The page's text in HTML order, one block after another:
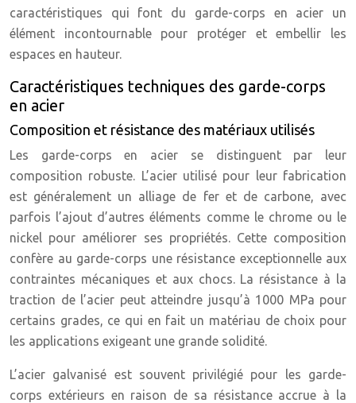
caractéristiques qui font du garde-corps en acier un
élément incontournable pour protéger et embellir les
espaces en hauteur.
Caractéristiques techniques des garde-corps
en acier
Composition et résistance des matériaux utilisés
Les garde-corps en acier se distinguent par leur
composition robuste. L’acier utilisé pour leur fabrication
est généralement un alliage de fer et de carbone, avec
parfois l’ajout d’autres éléments comme le chrome ou le
nickel pour améliorer ses propriétés. Cette composition
confère au garde-corps une résistance exceptionnelle aux
contraintes mécaniques et aux chocs. La résistance à la
traction de l’acier peut atteindre jusqu’à 1000 MPa pour
certains grades, ce qui en fait un matériau de choix pour
les applications exigeant une grande solidité.
L’acier galvanisé est souvent privilégié pour les garde-
corps extérieurs en raison de sa résistance accrue à la